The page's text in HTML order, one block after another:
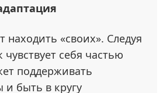
«своих». Следуя
себя частью
поддерживать
и быть в кругу